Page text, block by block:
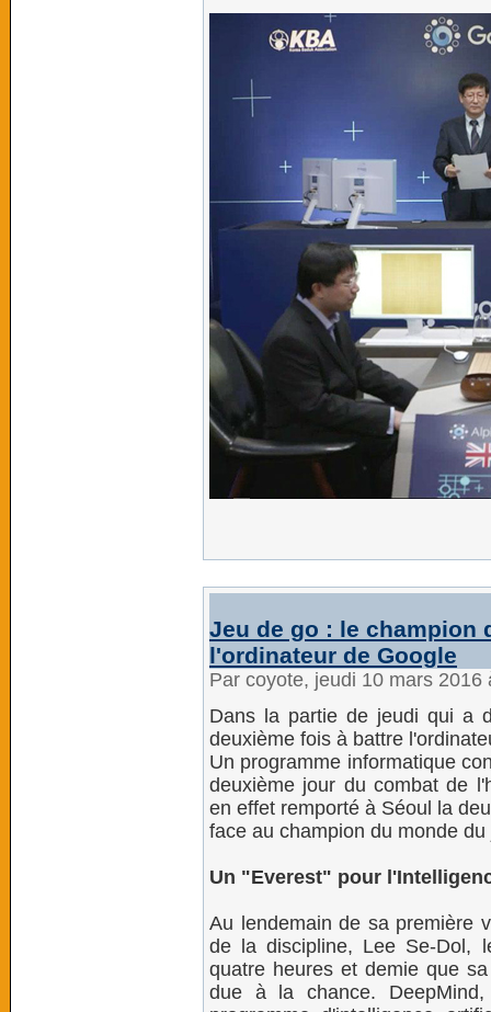
Jeu de go : le champion
l'ordinateur de Google
Par coyote, jeudi 10 mars
Dans la partie de jeudi qui a
deuxième fois à battre
Un programme informatique
deuxième jour du combat de
en effet remporté à Séoul la
face au champion du monde
Un "Everest" pour
Au lendemain de sa première
de la discipline, Lee Se-Dol,
quatre heures et demie que
due à la chance.